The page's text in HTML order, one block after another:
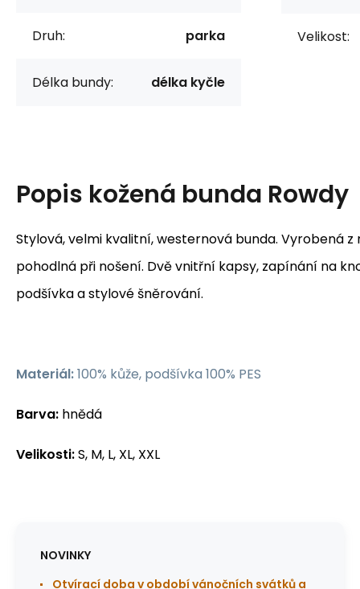
Druh: parka
Délka bundy: délka kyčle
Velikost:
Popis kožená bunda Rowdy
Stylová, velmi kvalitní, westernová bunda. Vyrobená z
pohodlná při nošení. Dvě vnitřní kapsy, zapínání na
podšívka a stylové šněrování.
Materiál:100% kůže, podšívka 100% PES
Barva: hnědá
Velikosti:S, M, L, XL, XXL
NOVINKY
Otvírací doba v období vánočních svátků a